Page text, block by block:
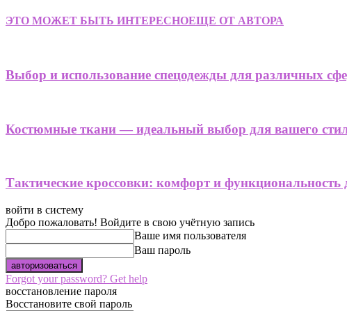
ЭТО МОЖЕТ БЫТЬ ИНТЕРЕСНОЕЩЕ ОТ АВТОРА
Выбор и использование спецодежды для различных
Костюмные ткани — идеальный выбор для вашего
Тактические кроссовки: комфорт и функциональность
войти в систему
Добро пожаловать! Войдите в свою учётную запись
Ваше имя пользователя
Ваш пароль
Forgot your password? Get help
восстановление пароля
Восстановите свой пароль